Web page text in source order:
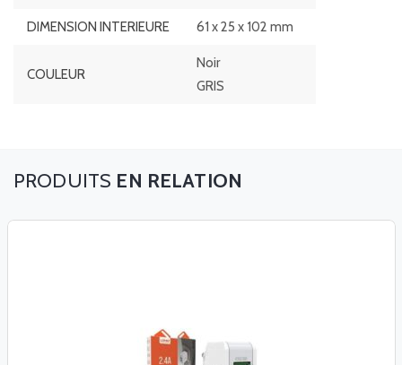
DIMENSION INTERIEURE 61 x 25 x 102 mm
COULEUR
Noir
GRIS
EN RELATION